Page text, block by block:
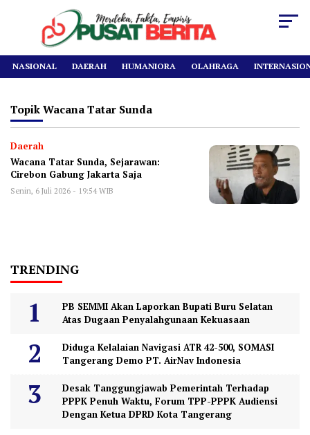
NASIONAL DAERAH HUMANIORA OLAHRAGA
Topik Wacana Tatar Sunda
Daerah
Wacana Tatar Sunda, Sejarawan:
Cirebon Gabung Jakarta Saja
Senin, 6 Juli 2026 - 19:54 WIB
TRENDING
PB SEMMI Akan Laporkan Bupati Buru Selatan
Atas Dugaan Penyalahgunaan Kekuasaan
Diduga Kelalaian Navigasi ATR 42-500, SOMASI
Tangerang Demo PT. AirNav Indonesia
Desak Tanggungjawab Pemerintah Terhadap
PPPK Penuh Waktu, Forum TPP-PPPK Audiensi
Dengan Ketua DPRD Kota Tangerang